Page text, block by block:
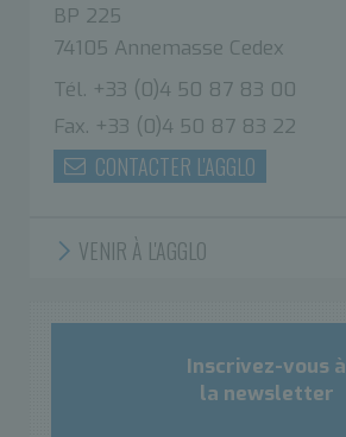
BP 225
74105 Annemasse Cedex
Tél. +33 (0)4 50 87 83 00
Fax. +33 (0)4 50 87 83 22
CONTACTER L'AGGLO
VENIR À L'AGGLO
Inscrivez-vous à
la newsletter